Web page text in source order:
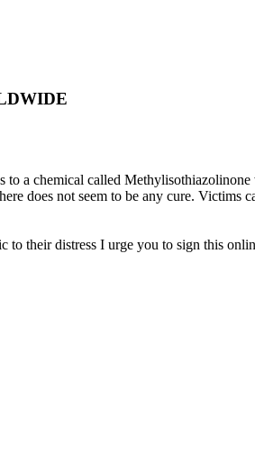
a chemical called
does not seem to be any cure. Victims
their distress I urge you to sign this